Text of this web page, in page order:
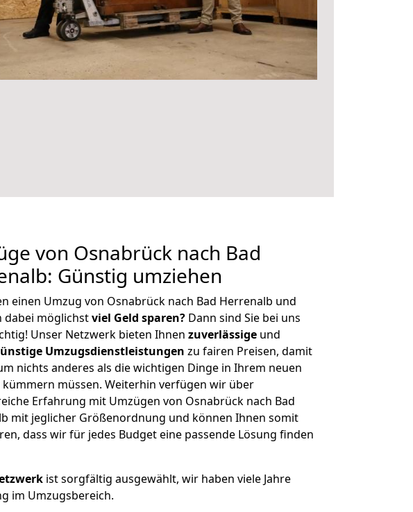
von Osnabrück nach Bad
Günstig umziehen
einen Umzug von Osnabrück nach Bad Herrenalb und
dabei möglichstviel Geld sparen? Dann sind Sie bei uns
Unser Netzwerk bieten Ihnen zuverlässige und
Umzugsdienstleistungen zu fairen Preisen, damit
nichts anderes als die wichtigen Dinge in Ihrem neuen
kümmern müssen. Weiterhin verfügen wir über
Erfahrung mit Umzügen von Osnabrück nach Bad
mit jeglicher Größenordnung und können Ihnen somit
dass wir für jedes Budget eine passende Lösung finden
ist sorgfältig ausgewählt, wir haben viele Jahre
im Umzugsbereich.